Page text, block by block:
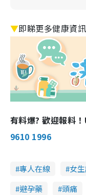
▼即睇更多健康資訊
有料爆? 歡迎報料
9610 1996
專人在線 女
避孕藥
頭痛